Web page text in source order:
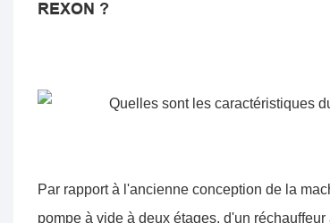
REXON ?
Par rapport à l'ancienne conception de la
pompe à vide à deux étages, d'un